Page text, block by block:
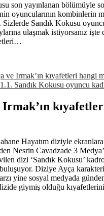
son yayınlanan bölümüyle
oyuncularının kombinlerin
Sandık Kokusu
ulaşmak istiyorsanız işte
ve Irmak’ın kıyafetleri hangi
1.1. Sandık Kokusu oyuncu
Irmak’ın
Hayatım diziyle
Nesrin Cavadzade 3
dizi ‘Sandık Kokusu’
Diziye Ayça
yine sosyal medyada
giymiş olduğu